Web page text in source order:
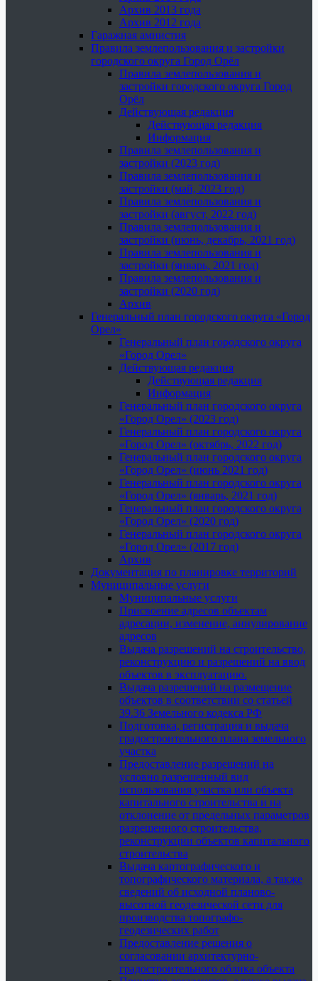
Архив 2013 года
Архив 2012 года
Гаражная амнистия
Правила землепользования и застройки
городского округа Город Орёл
Правила землепользования и
застройки городского округа Город
Орёл
Действующая редакция
Действующая редакция
Информация
Правила землепользования и
застройки (2023 год)
Правила землепользования и
застройки (май, 2023 год)
Правила землепользования и
застройки (август, 2022 год)
Правила землепользования и
застройки (июнь, декабрь, 2021 год)
Правила землепользования и
застройки (январь, 2021 год)
Правила землепользования и
застройки (2020 год)
Архив
Генеральный план городского округа «Город
Орел»
Генеральный план городского округа
«Город Орел»
Действующая редакция
Действующая редакция
Информация
Генеральный план городского округа
«Город Орел» (2023 год)
Генеральный план городского округа
«Город Орел» (октябрь, 2022 год)
Генеральный план городского округа
«Город Орел» (июнь 2021 год)
Генеральный план городского округа
«Город Орел» (январь, 2021 год)
Генеральный план городского округа
«Город Орел» (2020 год)
Генеральный план городского округа
«Город Орел» (2017 год)
Архив
Документация по планировке территорий
Муниципальные услуги
Муниципальные услуги
Присвоение адресов объектам
адресации, изменение, аннулирование
адресов
Выдача разрешений на строительство,
реконструкцию и разрешений на ввод
объектов в эксплуатацию.
Выдача разрешений на размещение
объектов в соответствии со статьей
39.36 Земельного кодекса РФ
Подготовка, регистрация и выдача
градостроительного плана земельного
участка
Предоставление разрешений на
условно разрешенный вид
использования участка или объекта
капитального строительства и на
отклонение от предельных параметров
разрешенного строительства,
реконструкции объектов капитального
строительства
Выдача картографического и
топографического материала, а также
сведений об исходной планово-
высотной геодезической сети для
производства топографо-
геодезических работ
Предоставление решения о
согласовании архитектурно-
градостроительного облика объекта